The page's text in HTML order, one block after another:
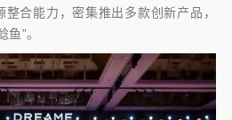
合能力，密集推出多款创新产品，
”。